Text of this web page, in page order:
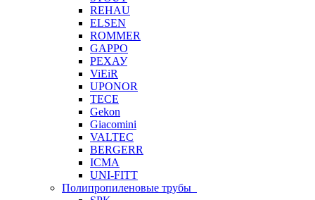
REHAU
ELSEN
ROMMER
GAPPO
РЕХАУ
ViEiR
UPONOR
TECE
Gekon
Giacomini
VALTEC
BERGERR
ICMA
UNI-FITT
Полипропиленовые трубы